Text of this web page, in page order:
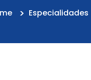
Especialidades